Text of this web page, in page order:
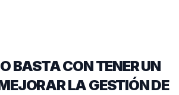
BASTA CON TENER UN
LA GESTIÓN DE